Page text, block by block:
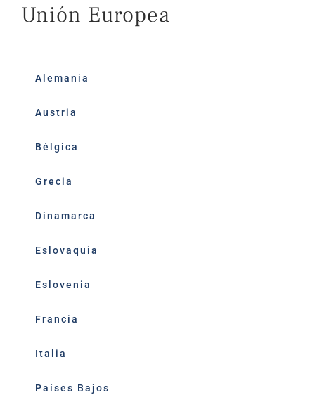
Unión Europea
Alemania
Austria
Bélgica
Grecia
Dinamarca
Eslovaquia
Eslovenia
Francia
Italia
Países Bajos